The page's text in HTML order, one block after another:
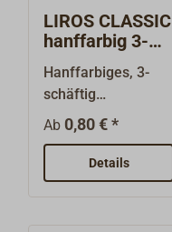
LIROS CLASSIC
hanffarbig 3-
geschlagen
Hanffarbiges, 3-
schäftig
geschlagenes
Polyester - Tauwerk
in traditioneller
Ausrüstung. Mit
Ab0,80 € *
Details